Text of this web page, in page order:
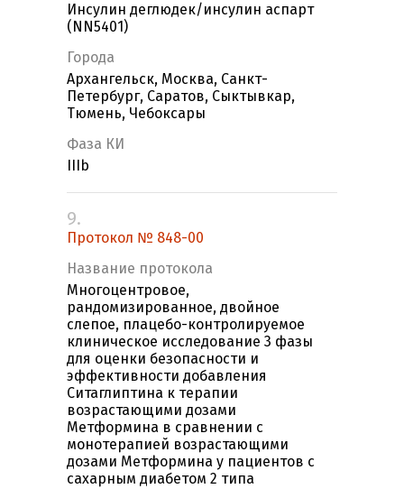
Инсулин деглюдек/инсулин аспарт
(NN5401)
Города
Архангельск, Москва, Санкт-
Петербург, Саратов, Сыктывкар,
Тюмень, Чебоксары
Фаза КИ
IIIb
9.
Протокол № 848-00
Название протокола
Многоцентровое,
рандомизированное, двойное
слепое, плацебо-контролируемое
клиническое исследование 3 фазы
для оценки безопасности и
эффективности добавления
Ситаглиптина к терапии
возрастающими дозами
Метформина в сравнении с
монотерапией возрастающими
дозами Метформина у пациентов с
сахарным диабетом 2 типа